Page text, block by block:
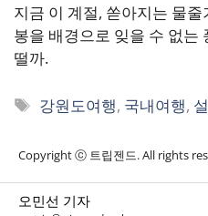
지금 이 계절, 쏟아지는 물
봉을 배경으로 잊을 수 없는
떨까.
태
강원도여행, 국내여행,
Copyright ⓒ 트립젠드. All rights
오민선 기자